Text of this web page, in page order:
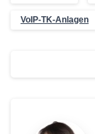
VoIP-TK-Anlagen